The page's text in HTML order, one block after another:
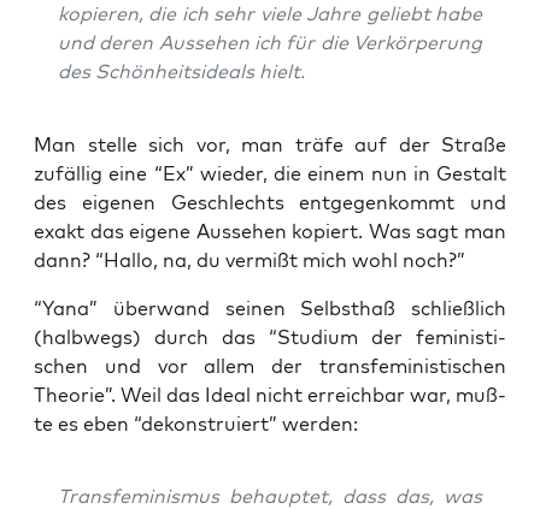
kopie­ren, die ich sehr vie­le Jah­re geliebt habe
und deren Aus­se­hen ich für die Ver­kör­pe­rung
des Schön­heits­ide­als hielt.
Man stel­le sich vor, man trä­fe auf der Stra­ße
zufäl­lig eine “Ex” wie­der, die einem nun in Gestalt
des eige­nen Geschlechts ent­ge­gen­kommt und
exakt das eige­ne Aus­se­hen kopiert. Was sagt man
dann? “Hal­lo, na, du ver­mißt mich wohl noch?”
“Yana” über­wand sei­nen Selbst­haß schließ­lich
(halb­wegs) durch das “Stu­di­um der femi­nis­ti­
schen und vor allem der trans­fe­mi­nis­ti­schen
Theo­rie”. Weil das Ide­al nicht erreich­bar war, muß­
te es eben “dekon­stru­iert” werden:
Trans­fe­mi­nis­mus behaup­tet, dass das, was